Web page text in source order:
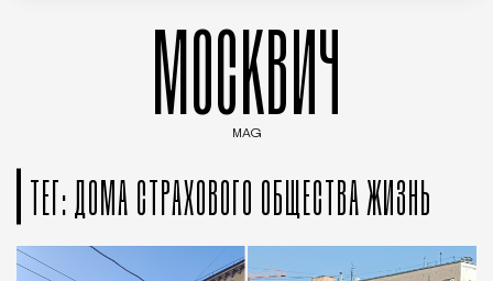
МОСКВИЧ
MAG
ТЕГ: ДОМА СТРАХОВОГО ОБЩЕСТВА ЖИЗНЬ